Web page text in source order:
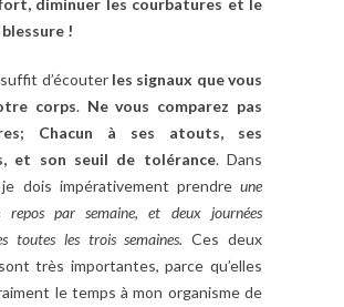
!
d’écouter les signaux que vous
corps. Ne vous comparez pas
Chacun à ses atouts, ses
et son seuil de tolérance. Dans
dois impérativement prendre une
repos par semaine, et deux journées
toutes les trois semaines. Ces deux
très importantes, parce qu’elles
le temps à mon organisme de